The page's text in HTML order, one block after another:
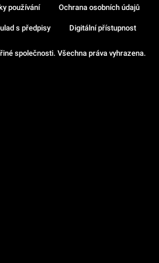
společnosti. Všechna práva vyhrazena.
používání Ochrana osobních údajů
s předpisy Digitální přístupnost